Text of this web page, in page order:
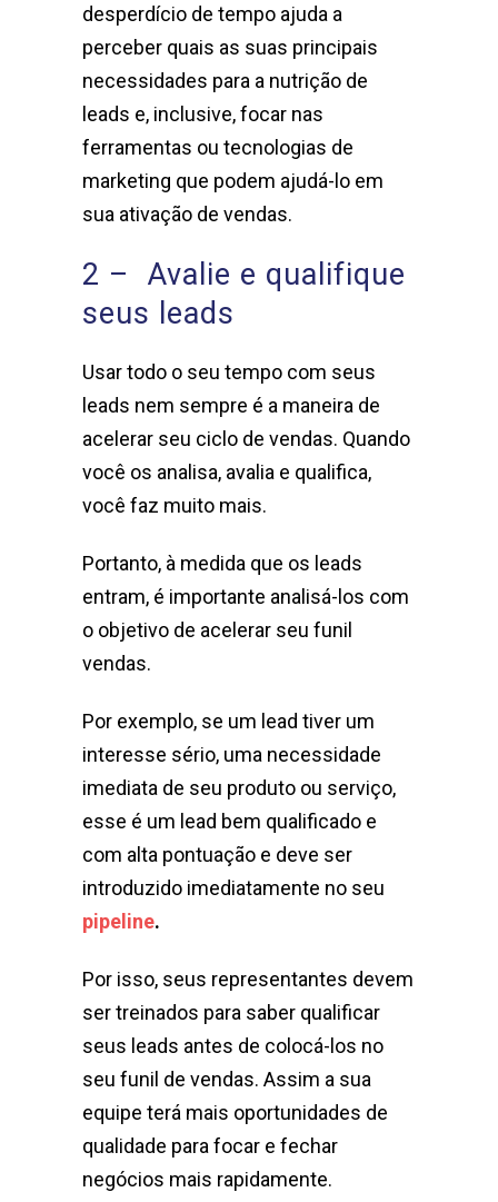
desperdício de tempo ajuda a
perceber quais as suas principais
necessidades para a nutrição de
leads e, inclusive, focar nas
ferramentas ou tecnologias de
marketing que podem ajudá-lo em
sua ativação de vendas.
2 – Avalie e qualifique
seus leads
Usar todo o seu tempo com seus
leads nem sempre é a maneira de
acelerar seu ciclo de vendas. Quando
você os analisa, avalia e qualifica,
você faz muito mais.
Portanto, à medida que os leads
entram, é importante analisá-los com
o objetivo de acelerar seu funil
vendas.
Por exemplo, se um lead tiver um
interesse sério, uma necessidade
imediata de seu produto ou serviço,
esse é um lead bem qualificado e
com alta pontuação e deve ser
introduzido imediatamente no seu
pipeline.
Por isso, seus representantes devem
ser treinados para saber qualificar
seus leads antes de colocá-los no
seu funil de vendas. Assim a sua
equipe terá mais oportunidades de
qualidade para focar e fechar
negócios mais rapidamente.